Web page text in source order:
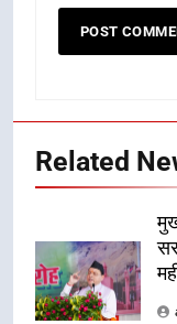
Related